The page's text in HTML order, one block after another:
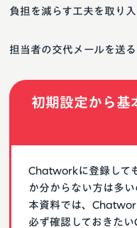
担当者の交代メールを送
負担を減らす工夫を取り入
初期設定から基
Chatworkに登録して
か分からない方は多
本資料では、
必ず確認しておきた